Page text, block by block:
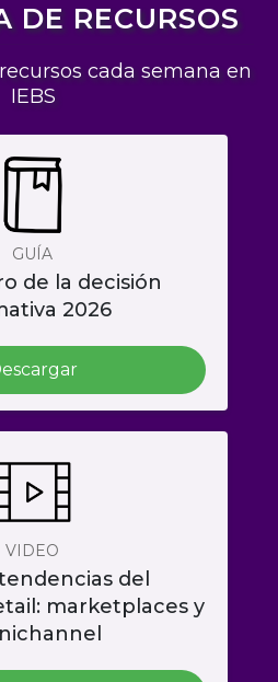
DE RECURSOS
cada semana en
IEBS
GUÍA
de la decisión
2026
VIDEO
del
marketplaces y